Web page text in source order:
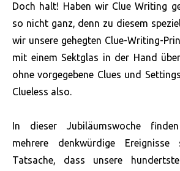
Doch halt! Haben wir Clue Writing
so nicht ganz, denn zu diesem
wir unsere gehegten Clue-Writing-
mit einem Sektglas in der Hand
ohne vorgegebene Clues und
Clueless also.
In dieser Jubiläumswoche
mehrere denkwürdige
Tatsache, dass unsere